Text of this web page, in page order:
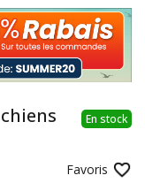
En stock
Favoris